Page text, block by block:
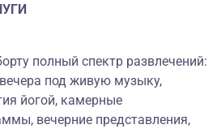
полный спектр развлечений:
под живую музыку,
йогой, камерные
вечерние представления,